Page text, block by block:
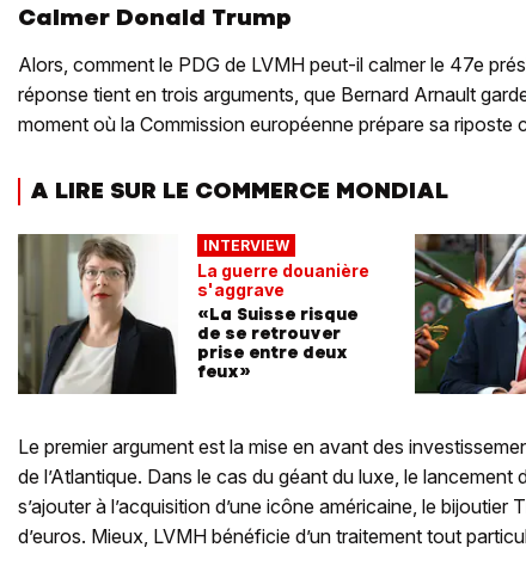
Calmer Donald Trump
Alors, comment le PDG de LVMH peut-il calmer le 47e
réponse tient en trois arguments, que Bernard Arnault
moment où la Commission européenne prépare sa riposte
A LIRE SUR LE COMMERCE MONDIAL
INTERVIEW
La guerre douanière
s'aggrave
«La Suisse risque
de se retrouver
prise entre deux
feux»
Le premier argument est la mise en avant des
de l’Atlantique. Dans le cas du géant du luxe, le lancement
s’ajouter à l’acquisition d’une icône américaine, le bijoutier
d’euros. Mieux, LVMH bénéficie d’un traitement tout